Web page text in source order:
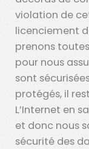
violation de
licenciement
prenons
pour nous
sont
protégés, il
L’Internet en
et donc nous
sécurité des